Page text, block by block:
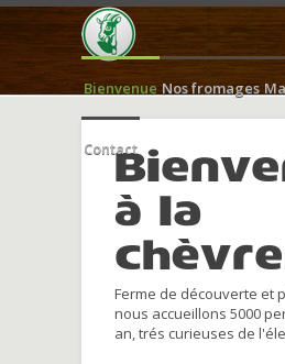
Bienvenue Nos fromages
Contact
à la
Ferme de découverte et
nous accueillons 5000
an, trés curieuses de